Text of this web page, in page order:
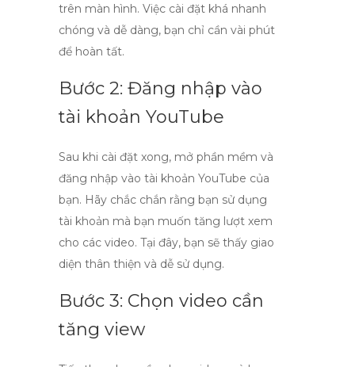
trên màn hình. Việc cài đặt khá nhanh
chóng và dễ dàng, bạn chỉ cần vài phút
để hoàn tất.
Bước 2: Đăng nhập vào
tài khoản YouTube
Sau khi cài đặt xong, mở phần mềm và
đăng nhập vào tài khoản YouTube của
bạn. Hãy chắc chắn rằng bạn sử dụng
tài khoản mà bạn muốn tăng lượt xem
cho các video. Tại đây, bạn sẽ thấy giao
diện thân thiện và dễ sử dụng.
Bước 3: Chọn video cần
tăng view